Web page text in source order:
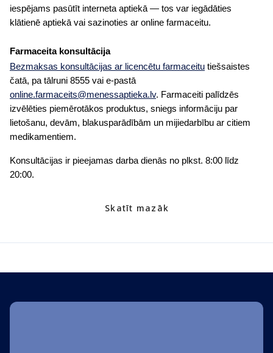
iespējams pasūtīt interneta aptiekā — tos var iegādāties
klātienē aptiekā vai sazinoties ar online farmaceitu.
Farmaceita konsultācija
Bezmaksas konsultācijas ar licencētu farmaceitu tiešsaistes
čatā, pa tālruni 8555 vai e-pastā
online.farmaceits@menessaptieka.lv. Farmaceiti palīdzēs
izvēlēties piemērotākos produktus, sniegs informāciju par
lietošanu, devām, blakusparādībām un mijiedarbību ar citiem
medikamentiem.
Konsultācijas ir pieejamas darba dienās no plkst. 8:00 līdz
20:00.
Skatīt mazāk